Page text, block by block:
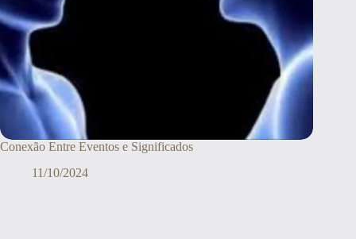
Conexão Entre Eventos e Significados
11/10/2024